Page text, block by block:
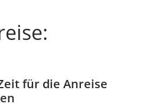
für die Anreise